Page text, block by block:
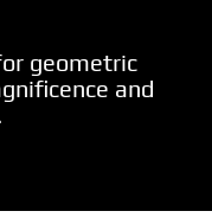
geometric
and